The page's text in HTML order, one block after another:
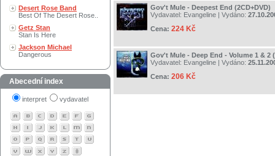
Desert Rose Band
Best Of The Desert Rose..
Getz Stan
Stan Is Here
Jackson Michael
Dangerous
Abecední index
interpret vydavatel
Gov't Mule - Deepest End (2CD+DVD)
Vydavatel: Evangeline | Vydáno:
Cena: 224 Kč
Gov't Mule - Deep End - Volume 1 & 2
Vydavatel: Evangeline | Vydáno:
Cena: 206 Kč